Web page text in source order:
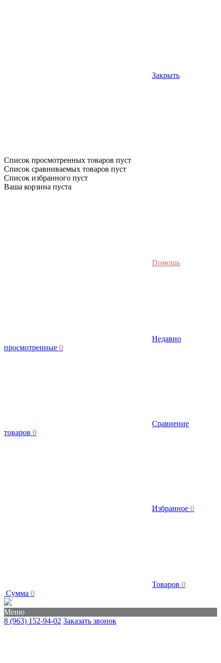
Закрыть
Список просмотренных товаров пуст
Список сравниваемых товаров пуст
Список избранного пуст
Ваша корзина пуста
Помощь
Недавно
просмотренные 0
Сравнение
товаров 0
Избранное 0
Товаров 0
Сумма 0
Меню
8 (963) 152-94-02 Заказать звонок